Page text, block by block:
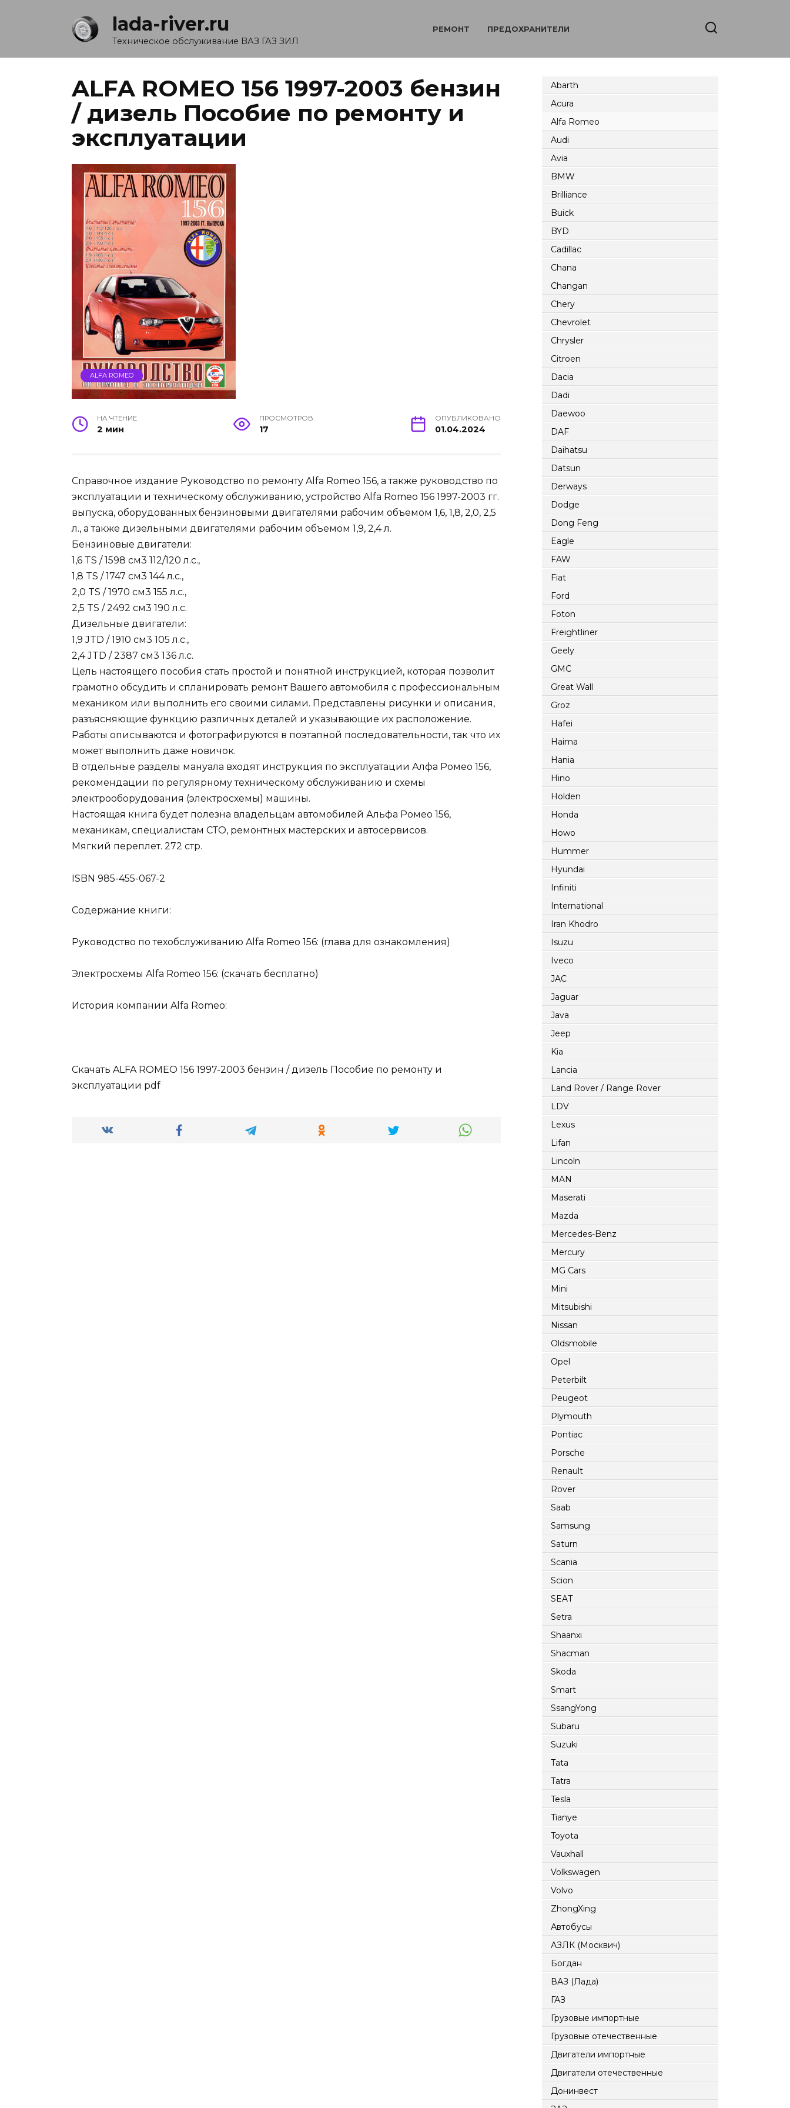
lada-river.ru
Техническое обслуживание ВАЗ ГАЗ ЗИЛ
РЕМОНТ ПРЕДОХРАНИТЕЛИ
ALFA ROMEO 156 1997-2003 бензин
/ дизель Пособие по ремонту и
эксплуатации
ALFA ROMEO
НА ЧТЕНИЕ
2 мин
ПРОСМОТРОВ
17
ОПУБЛИКОВАНО
01.04.2024
Справочное издание Руководство по ремонту Alfa Romeo 156, а также руководство по
эксплуатации и техническому обслуживанию, устройство Alfa Romeo 156 1997-2003 гг.
выпуска, оборудованных бензиновыми двигателями рабочим объемом 1,6, 1,8, 2,0, 2,5
л., а также дизельными двигателями рабочим объемом 1,9, 2,4 л.
Бензиновые двигатели:
1,6 TS / 1598 см3 112/120 л.с.,
1,8 TS / 1747 см3 144 л.с.,
2,0 TS / 1970 см3 155 л.с.,
2,5 TS / 2492 см3 190 л.с.
Дизельные двигатели:
1,9 JTD / 1910 см3 105 л.с.,
2,4 JTD / 2387 см3 136 л.с.
Цель настоящего пособия стать простой и понятной инструкцией, которая позволит
грамотно обсудить и спланировать ремонт Вашего автомобиля с профессиональным
механиком или выполнить его своими силами. Представлены рисунки и описания,
разъясняющие функцию различных деталей и указывающие их расположение.
Работы описываются и фотографируются в поэтапной последовательности, так что их
может выполнить даже новичок.
В отдельные разделы мануала входят инструкция по эксплуатации Алфа Ромео 156,
рекомендации по регулярному техническому обслуживанию и схемы
электрооборудования (электросхемы) машины.
Настоящая книга будет полезна владельцам автомобилей Альфа Ромео 156,
механикам, специалистам СТО, ремонтных мастерских и автосервисов.
Мягкий переплет. 272 стр.
ISBN 985-455-067-2
Содержание книги:
Руководство по техобслуживанию Alfa Romeo 156: (глава для ознакомления)
Электросхемы Alfa Romeo 156: (скачать бесплатно)
История компании Alfa Romeo:
Скачать ALFA ROMEO 156 1997-2003 бензин / дизель Пособие по ремонту и
эксплуатации pdf
Abarth
Acura
Alfa Romeo
Audi
Avia
BMW
Brilliance
Buick
BYD
Cadillac
Chana
Changan
Chery
Chevrolet
Chrysler
Citroen
Dacia
Dadi
Daewoo
DAF
Daihatsu
Datsun
Derways
Dodge
Dong Feng
Eagle
FAW
Fiat
Ford
Foton
Freightliner
Geely
GMC
Great Wall
Groz
Hafei
Haima
Hania
Hino
Holden
Honda
Howo
Hummer
Hyundai
Infiniti
International
Iran Khodro
Isuzu
Iveco
JAC
Jaguar
Java
Jeep
Kia
Lancia
Land Rover / Range Rover
LDV
Lexus
Lifan
Lincoln
MAN
Maserati
Mazda
Mercedes-Benz
Mercury
MG Cars
Mini
Mitsubishi
Nissan
Oldsmobile
Opel
Peterbilt
Peugeot
Plymouth
Pontiac
Porsche
Renault
Rover
Saab
Samsung
Saturn
Scania
Scion
SEAT
Setra
Shaanxi
Shacman
Skoda
Smart
SsangYong
Subaru
Suzuki
Tata
Tatra
Tesla
Tianye
Toyota
Vauxhall
Volkswagen
Volvo
ZhongXing
Автобусы
АЗЛК (Москвич)
Богдан
ВАЗ (Лада)
ГАЗ
Грузовые импортные
Грузовые отечественные
Двигатели импортные
Двигатели отечественные
Донинвест